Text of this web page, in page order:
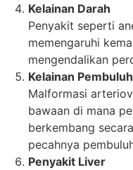
Kelainan Darah
Penyakit seperti
memengaruhi
mengendalikan
Kelainan
Malformasi
bawaan di mana
berkembang
pecahnya
Penyakit Liver